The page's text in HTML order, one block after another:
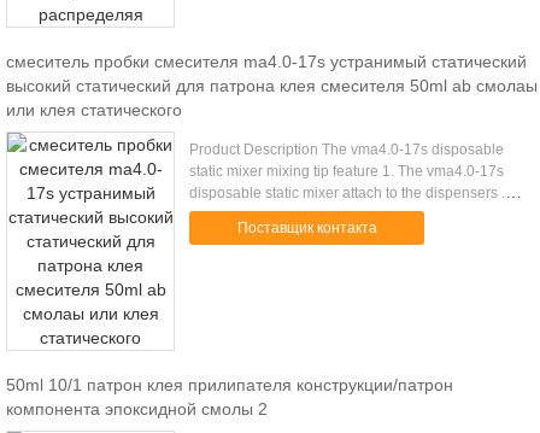
смеситель пробки смесителя ma4.0-17s устранимый статический
высокий статический для патрона клея смесителя 50ml ab смолаы
или клея статического
Product Description The vma4.0-17s disposable
static mixer mixing tip feature 1. The vma4.0-17s
disposable static mixer attach to the dispensers . 2,
The patented mixer keep parts A and B of the
adhesive ...Поставщик контакта
50ml 10/1 патрон клея прилипателя конструкции/патрон
компонента эпоксидной смолы 2